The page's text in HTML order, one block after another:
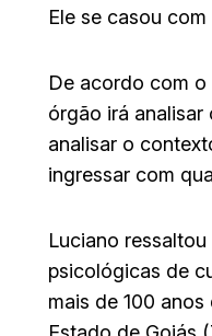
Ele se casou
De acordo com
órgão irá analisar
analisar o
ingressar com
Luciano
psicológicas de
mais de 100